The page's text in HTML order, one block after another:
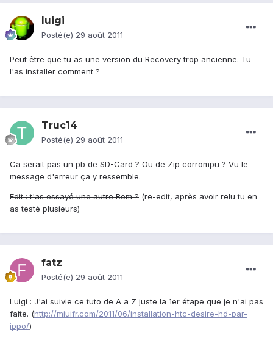
luigi
Posté(e) 29 août 2011
Peut être que tu as une version du Recovery trop ancienne. Tu
l'as installer comment ?
Truc14
Posté(e) 29 août 2011
Ca serait pas un pb de SD-Card ? Ou de Zip corrompu ? Vu le
message d'erreur ça y ressemble.
Edit : t'as essayé une autre Rom ? (re-edit, après avoir relu tu en
as testé plusieurs)
fatz
Posté(e) 29 août 2011
Luigi : J'ai suivie ce tuto de A a Z juste la 1er étape que je n'ai pas
faite. (http://miuifr.com/2011/06/installation-htc-desire-hd-par-
ippo/)